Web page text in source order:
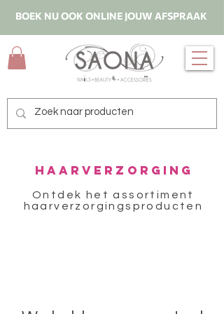
BOEK NU OOK ONLINE JOUW AFSPRAAK
HAARVERZORGING
Ontdek het assortiment
haarverzorgingsproducten